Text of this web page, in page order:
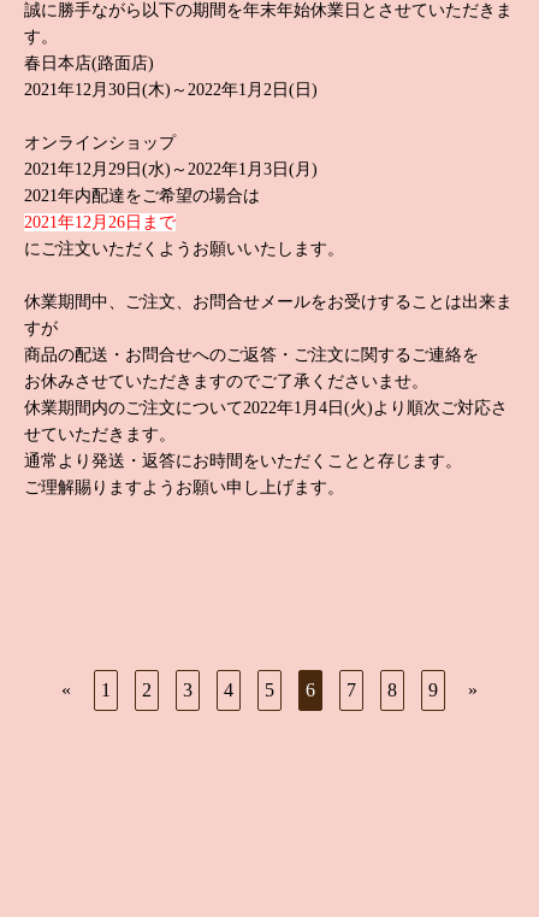
誠に勝手ながら以下の期間を年末年始休業日とさせていただきま
す。
春日本店(路面店)
2021年12月30日(木)～2022年1月2日(日)
オンラインショップ
2021年12月29日(水)～2022年1月3日(月)
2021年内配達をご希望の場合は
2021年12月26日まで
にご注文いただくようお願いいたします。
休業期間中、ご注文、お問合せメールをお受けすることは出来ま
すが
商品の配送・お問合せへのご返答・ご注文に関するご連絡を
お休みさせていただきますのでご了承くださいませ。
休業期間内のご注文について2022年1月4日(火)より順次ご対応さ
せていただきます。
通常より発送・返答にお時間をいただくことと存じます。
ご理解賜りますようお願い申し上げます。
« 1 2 3 4 5 6 7 8 9 »